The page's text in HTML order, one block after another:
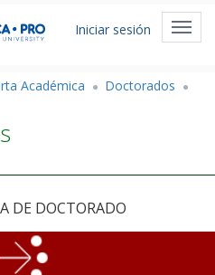
Menú
cuenta
Iniciar sesión
Académica Doctorados
DE DOCTORADO